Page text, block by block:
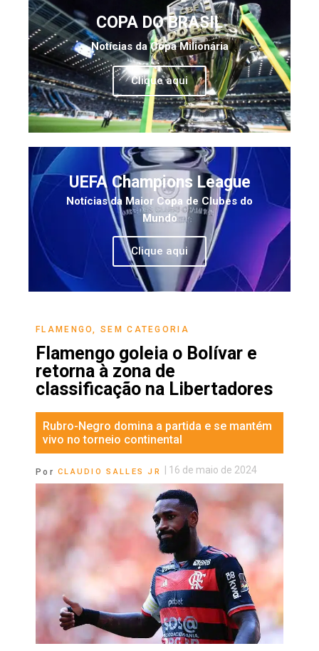
COPA DO BRASIL
Notícias da Copa Milionária
Clique aqui
UEFA Champions League
Notícias da Maior Copa de Clubes do
Mundo
Clique aqui
FLAMENGO ,SEM CATEGORIA
Flamengo goleia o Bolívar e
retorna à zona de
classificação na Libertadores
Rubro-Negro domina a partida e se mantém
vivo no torneio continental
Por CLAUDIO SALLES JR 16 de maio de 2024